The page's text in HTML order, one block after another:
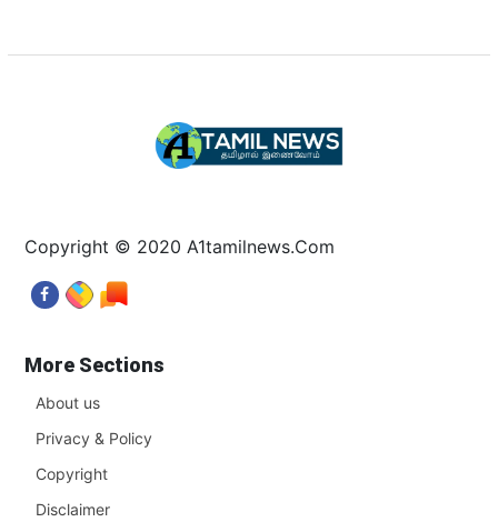
Copyright © 2020 A1tamilnews.Com
More Sections
About us
Privacy & Policy
Copyright
Disclaimer